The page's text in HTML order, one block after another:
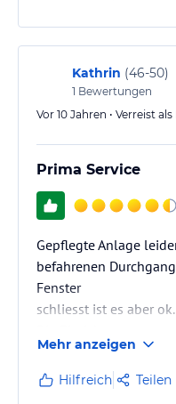
Kathrin (46-50)
1 Bewertungen
Vor 10 Jahren • Verreist
Prima Service
Gepflegte Anlage
befahrenen
Fenster
schliesst ist es aber ok.
der Fussbodenbelag
ausgewechselt werden.
Zu dem Hotel
Mehr anzeigen
Hilfreich Teilen